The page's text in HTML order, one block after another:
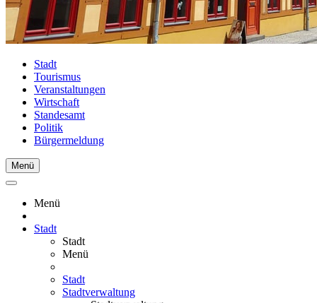
Stadt
Tourismus
Veranstaltungen
Wirtschaft
Standesamt
Politik
Bürgermeldung
Menü
Menü
Stadt
Stadt
Menü
Stadt
Stadtverwaltung